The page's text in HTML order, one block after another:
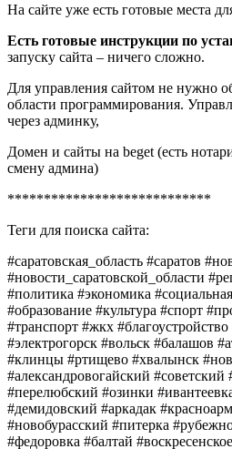
На сайте уже есть готовые места
Есть готовые инструкции по
запуску сайта – ничего сложно.
Для управления сайтом не нужно
области программирования.
через админку,
Домен и сайты на beget (есть
смену админа)
****************************
Теги для поиска сайта:
#саратовская_область #саратов
#новости_саратовской_области
#политика #экономика
#образование #культура #спорт
#транспорт #жкх
#электрогорск #вольск #балашов
#клинцы #ртищево #хвалынск
#александровогайский #советский
#перелюбский #озинки
#демидовский #аркадак
#новобурасский #питерка
#федоровка #балтай